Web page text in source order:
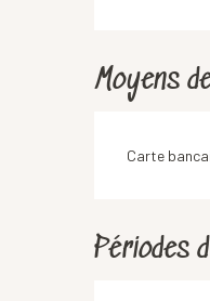
Moyens
Carte
Périodes